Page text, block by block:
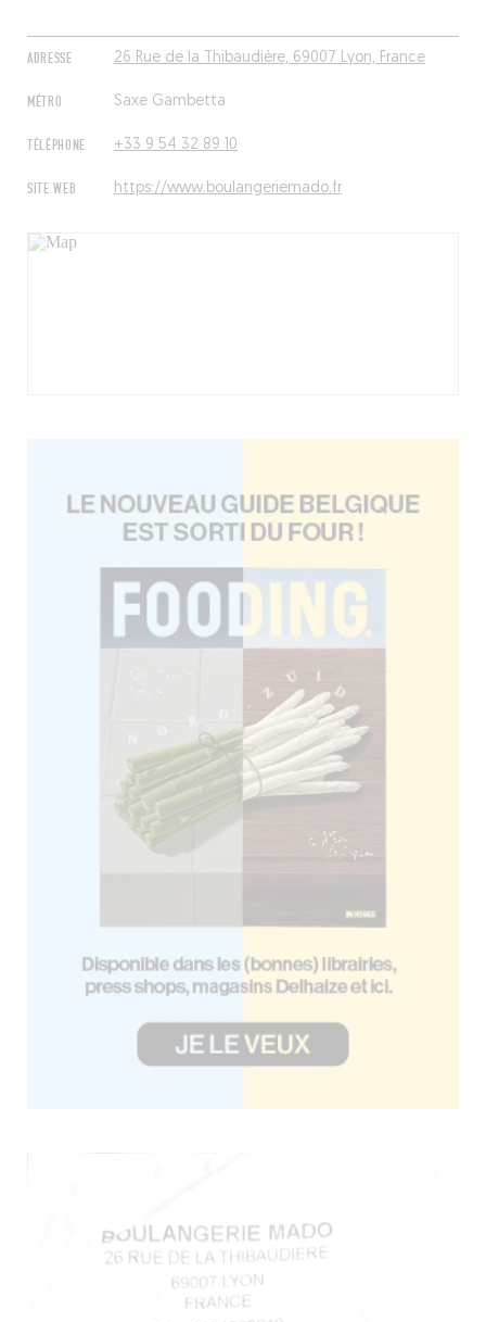
ADRESSE 26 Rue de la Thibaudière, 69007 Lyon, France
MÉTRO Saxe Gambetta
TÉLÉPHONE +33 9 54 32 89 10
SITE WEB https://www.boulangeriemado.fr